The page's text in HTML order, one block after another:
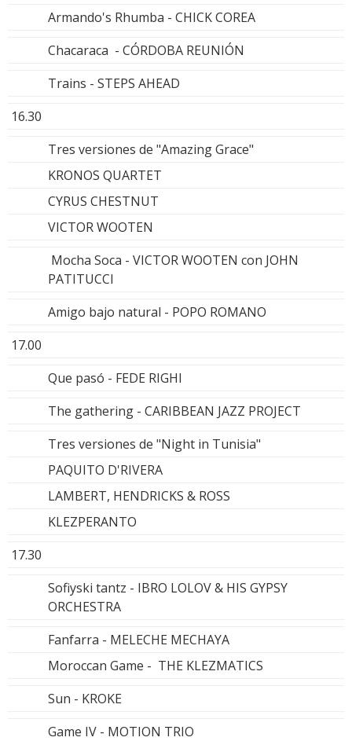
Armando's Rhumba - CHICK COREA
Chacaraca - CÓRDOBA REUNIÓN
Trains - STEPS AHEAD
16.30
Tres versiones de "Amazing Grace"
KRONOS QUARTET
CYRUS CHESTNUT
VICTOR WOOTEN
Mocha Soca - VICTOR WOOTEN con JOHN
PATITUCCI
Amigo bajo natural - POPO ROMANO
17.00
Que pasó - FEDE RIGHI
The gathering - CARIBBEAN JAZZ PROJECT
Tres versiones de "Night in Tunisia"
PAQUITO D'RIVERA
LAMBERT, HENDRICKS & ROSS
KLEZPERANTO
17.30
Sofiyski tantz - IBRO LOLOV & HIS GYPSY
ORCHESTRA
Fanfarra - MELECHE MECHAYA
Moroccan Game - THE KLEZMATICS
Sun - KROKE
Game IV - MOTION TRIO